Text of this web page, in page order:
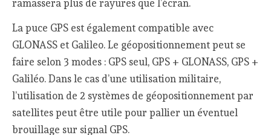
ramassera plus de rayures que l’écran.
La puce GPS est également compatible avec
GLONASS et Galileo. Le géopositionnement peut se
faire selon 3 modes : GPS seul, GPS + GLONASS, GPS +
Galiléo. Dans le cas d’une utilisation militaire,
l’utilisation de 2 systèmes de géopositionnement par
satellites peut être utile pour pallier un éventuel
brouillage sur signal GPS.